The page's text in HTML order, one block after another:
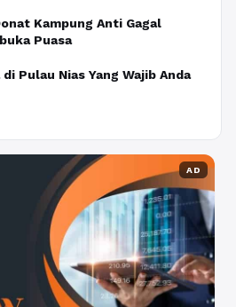
Kampung Anti Gagal
Puasa
Pulau Nias Yang Wajib Anda
AD